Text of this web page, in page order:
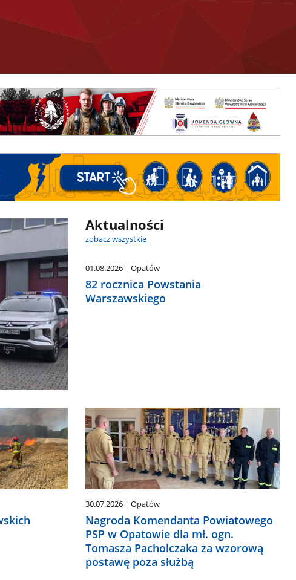
Aktualności
zobacz wszystkie
01.08.2026 Opatów
82 rocznica Powstania
Warszawskiego
30.07.2026 Opatów
Nagroda Komendanta Powiatowego
PSP w Opatowie dla mł. ogn.
Tomasza Pacholczaka za wzorową
postawę poza służbą